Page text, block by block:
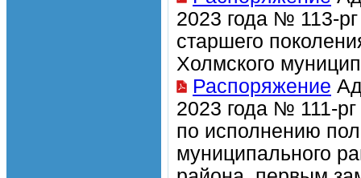
2023 года № 113-
старшего
Холмского
Распоряжение
2023 года № 111-
по исполнению
муниципального